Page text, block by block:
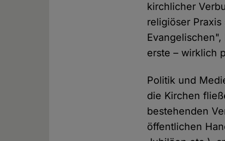
kirchlicher
religiöser
erste – wirklich
Politik und
die Kirchen
bestehenden
öffentlichen